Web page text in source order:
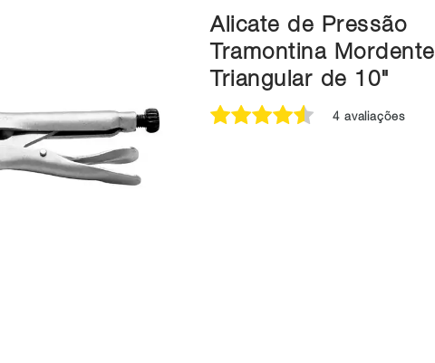
Alicate de Pressão
Tramontina Mordente
Triangular de 10"
4 avaliações